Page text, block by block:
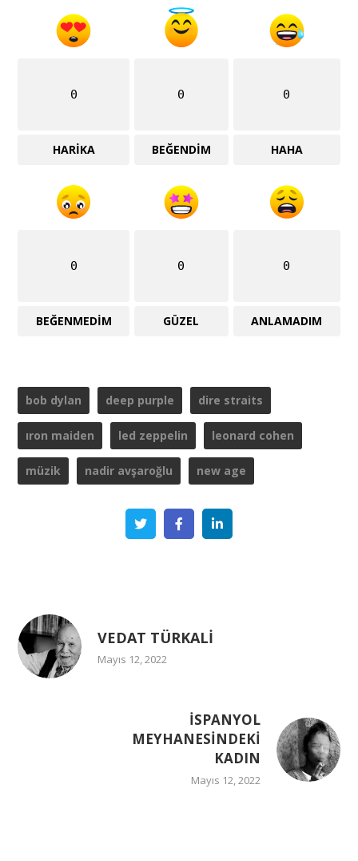
0
HARIKA
0
BEĞENDIM
0
HAHA
0
BEĞENMEDIM
0
GÜZEL
0
ANLAMADIM
bob dylan deep purple dire straits
iron maiden led zeppelin leonard cohen
müzik nadir avşaroğlu new age
Twitter Facebook
VEDAT TÜRKALİ
Mayıs 12, 2022
İSPANYOL
MEYHANESİNDEKİ
KADIN
Mayıs 12, 2022